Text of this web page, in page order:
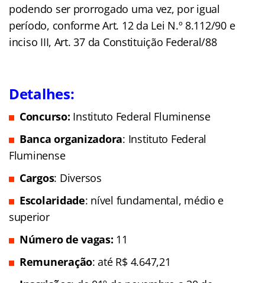
podendo ser prorrogado uma vez, por igual
período, conforme Art. 12 da Lei N.º 8.112/90 e
inciso III, Art. 37 da Constituição Federal/88
Detalhes:
Concurso: Instituto Federal Fluminense
Banca organizadora: Instituto Federal
Fluminense
Cargos: Diversos
Escolaridade: nível fundamental, médio e
superior
Número de vagas: 11
Remuneração: até R$ 4.647,21